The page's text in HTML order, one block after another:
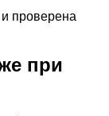
проверена
при